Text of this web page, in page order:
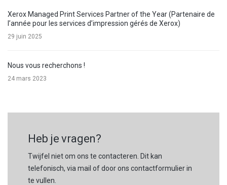
Xerox Managed Print Services Partner of the Year (Partenaire de
l’année pour les services d’impression gérés de Xerox)
29 juin 2025
Nous vous recherchons !
24 mars 2023
Heb je vragen?
Twijfel niet om ons te contacteren. Dit kan
telefonisch, via mail of door ons contactformulier in
te vullen.